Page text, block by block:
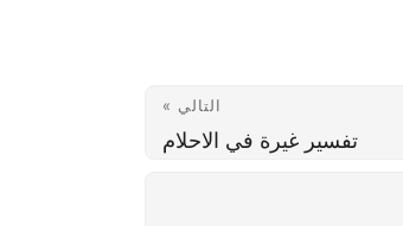
التالي »
تفسير غيرة في الاحلام